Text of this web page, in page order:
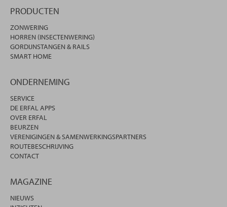
PRODUCTEN
ZONWERING
HORREN (INSECTENWERING)
GORDIJNSTANGEN & RAILS
SMART HOME
ONDERNEMING
SERVICE
DE ERFAL APPS
OVER ERFAL
BEURZEN
VERENIGINGEN & SAMENWERKINGSPARTNERS
ROUTEBESCHRIJVING
CONTACT
MAGAZINE
NIEUWS